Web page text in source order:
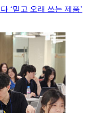
‘믿고 오래 쓰는 제품’